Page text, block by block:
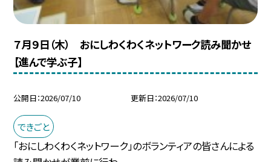
７月９日（木） おにしわくわくネットワーク読み聞かせ
【進んで学ぶ子】
公開日 2026/07/10 更新日 2026/07/10
できごと
「おにしわくわくネットワーク」のボランティアの皆さんによる